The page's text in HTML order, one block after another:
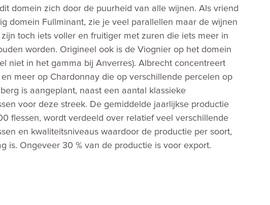
domein zich door de puurheid van alle wijnen. Als vriend
domein Fullminant, zie je veel parallellen maar de wijnen
toch iets voller en fruitiger met zuren die iets meer in
worden. Origineel ook is de Viognier op het domein
niet in het gamma bij Anverres). Albrecht concentreert
meer op Chardonnay die op verschillende percelen op
is aangeplant, naast een aantal klassieke
voor deze streek. De gemiddelde jaarlijkse productie
flessen, wordt verdeeld over relatief veel verschillende
en kwaliteitsniveaus waardoor de productie per soort,
is. Ongeveer 30 % van de productie is voor export.